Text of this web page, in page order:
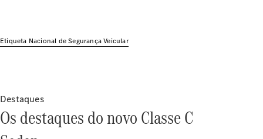
Todos os
EQE
Sedan
Classe E
Etiqueta Nacional de Segurança Veicular
Destaques
Os destaques do novo Classe C